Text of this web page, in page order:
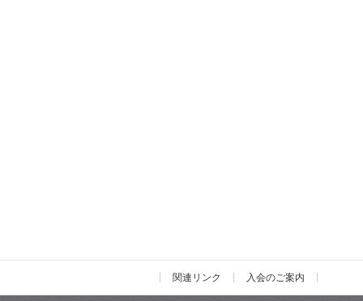
関連リンク 入会のご案内